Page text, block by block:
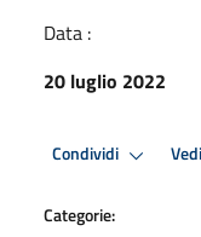
Data :
20 luglio 2022
Condividi
Categorie: